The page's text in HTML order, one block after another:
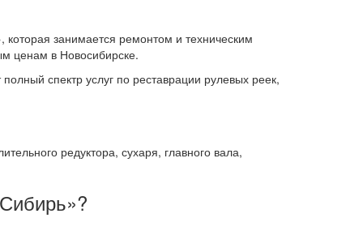
занимается ремонтом и техническим
ценам в Новосибирске.
спектр услуг по реставрации рулевых реек,
редуктора, сухаря, главного вала,